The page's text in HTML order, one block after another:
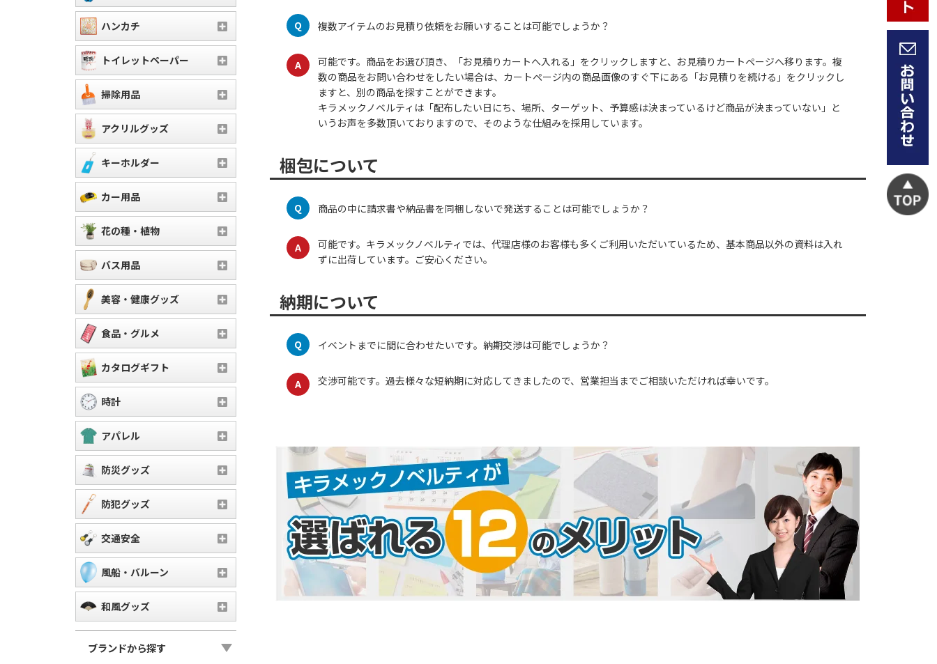
ハンカチ
トイレットペーパー
掃除用品
アクリルグッズ
キーホルダー
カー用品
花の種・植物
バス用品
美容・健康グッズ
食品・グルメ
カタログギフト
時計
アパレル
防災グッズ
防犯グッズ
交通安全
風船・バルーン
和風グッズ
ブランドから探す
Q 複数アイテムのお見積り依頼をお願いすることは可能でしょうか？
A
可能です。商品をお選び頂き、「お見積りカートへ入れる」をクリックしますと、お見積りカートページへ移ります。複
数の商品をお問い合わせをしたい場合は、カートページ内の商品画像のすぐ下にある「お見積りを続ける」をクリックし
ますと、別の商品を探すことができます。
キラメックノベルティは「配布したい日にち、場所、ターゲット、予算感は決まっているけど商品が決まっていない」と
いうお声を多数頂いておりますので、そのような仕組みを採用しています。
梱包について
Q 商品の中に請求書や納品書を同梱しないで発送することは可能でしょうか？
A
可能です。キラメックノベルティでは、代理店様のお客様も多くご利用いただいているため、基本商品以外の資料は入れ
ずに出荷しています。ご安心ください。
納期について
Q イベントまでに間に合わせたいです。納期交渉は可能でしょうか？
A 交渉可能です。過去様々な短納期に対応してきましたので、営業担当までご相談いただければ幸いです。